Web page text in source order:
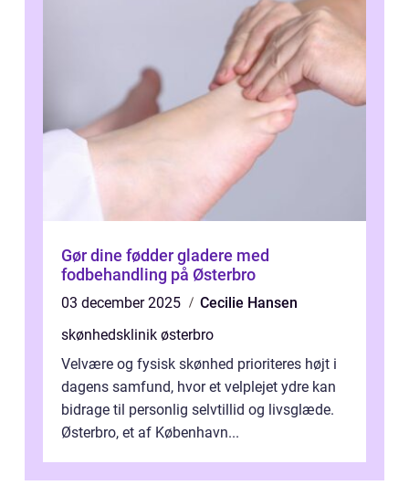
Gør dine fødder gladere med
fodbehandling på Østerbro
03 december 2025
Cecilie Hansen
skønhedsklinik østerbro
Velvære og fysisk skønhed prioriteres højt i
dagens samfund, hvor et velplejet ydre kan
bidrage til personlig selvtillid og livsglæde.
Østerbro, et af København...